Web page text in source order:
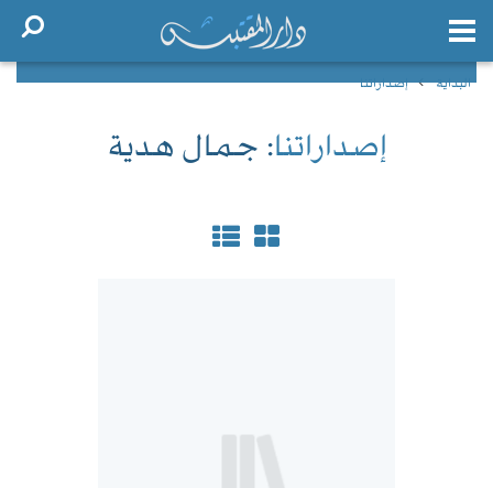
البداية إصداراتنا
إصداراتنا: جمال هدية